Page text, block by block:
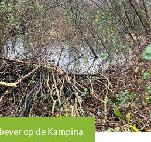
op de Kampina